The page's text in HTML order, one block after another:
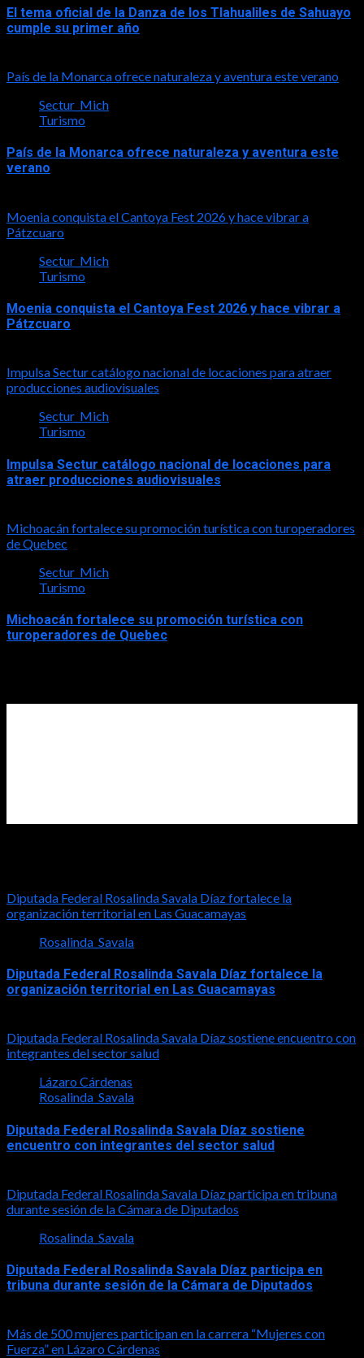
El tema oficial de la Danza de los Tlahualiles de Sahuayo
cumple su primer año
País de la Monarca ofrece naturaleza y aventura este verano
Sectur_Mich
Turismo
País de la Monarca ofrece naturaleza y aventura este
verano
Moenia conquista el Cantoya Fest 2026 y hace vibrar a
Pátzcuaro
Sectur_Mich
Turismo
Moenia conquista el Cantoya Fest 2026 y hace vibrar a
Pátzcuaro
Impulsa Sectur catálogo nacional de locaciones para atraer
producciones audiovisuales
Sectur_Mich
Turismo
Impulsa Sectur catálogo nacional de locaciones para
atraer producciones audiovisuales
Michoacán fortalece su promoción turística con turoperadores
de Quebec
Sectur_Mich
Turismo
Michoacán fortalece su promoción turística con
turoperadores de Quebec
Diputada Federal Rosalinda Savala Díaz fortalece la
organización territorial en Las Guacamayas
Rosalinda_Savala
Diputada Federal Rosalinda Savala Díaz fortalece la
organización territorial en Las Guacamayas
Diputada Federal Rosalinda Savala Díaz sostiene encuentro con
integrantes del sector salud
Lázaro Cárdenas
Rosalinda_Savala
Diputada Federal Rosalinda Savala Díaz sostiene
encuentro con integrantes del sector salud
Diputada Federal Rosalinda Savala Díaz participa en tribuna
durante sesión de la Cámara de Diputados
Rosalinda_Savala
Diputada Federal Rosalinda Savala Díaz participa en
tribuna durante sesión de la Cámara de Diputados
Más de 500 mujeres participan en la carrera “Mujeres con
Fuerza” en Lázaro Cárdenas